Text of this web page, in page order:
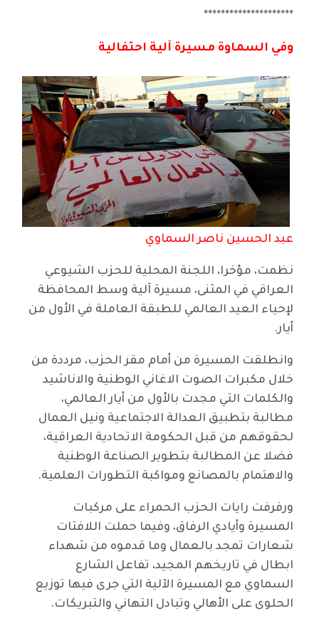
*********************
وفي السماوة مسيرة آلية احتفالية
عبد الحسين ناصر السماوي
نظمت، مؤخرا، اللجنة المحلية للحزب الشيوعي
العراقي في المثنى، مسيرة آلية وسط المحافظة
لإحياء العيد العالمي للطبقة العاملة في الأول من
أيار.
وانطلقت المسيرة من أمام مقر الحزب، مرددة من
خلال مكبرات الصوت الاغاني الوطنية والاناشيد
والكلمات التي مجدت بالأول من أيار العالمي،
مطالبة بتطبيق العدالة الاجتماعية ونيل العمال
لحقوقهم من قبل الحكومة الاتحادية العراقية،
فضلا عن المطالبة بتطوير الصناعة الوطنية
والاهتمام بالمصانع ومواكبة التطورات العلمية.
ورفرفت رايات الحزب الحمراء على مركبات
المسيرة وأيادي الرفاق، وفيما حملت اللافتات
شعارات تمجد بالعمال وما قدموه من شهداء
ابطال في تاريخهم المجيد، تفاعل الشارع
السماوي مع المسيرة الآلية التي جرى فيها توزيع
الحلوى على الأهالي وتبادل التهاني والتبريكات.